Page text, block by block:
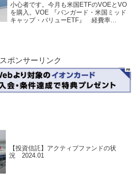
小心者です。今月も米国ETFのVOEとVO
を購入。VOE 『バンガード・米国ミッド
キャップ・バリューETF』 経費率
スポンサーリンク
【投資信託】アクティブファンドの状
況 2024.01